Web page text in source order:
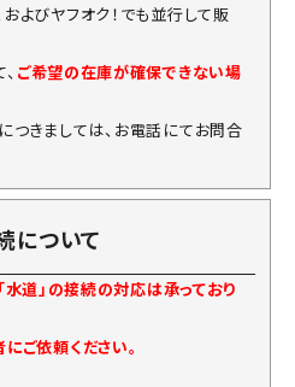
よびヤフオク！でも並行して販
ご希望の在庫が確保できない場
きましては、お電話にてお問合
について
「水道」の接続の対応は承っており
ご依頼ください。